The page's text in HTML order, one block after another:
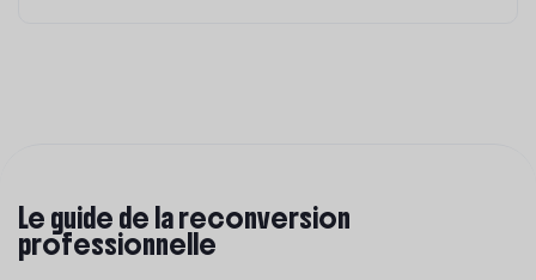
Le guide de la reconversion
professionnelle